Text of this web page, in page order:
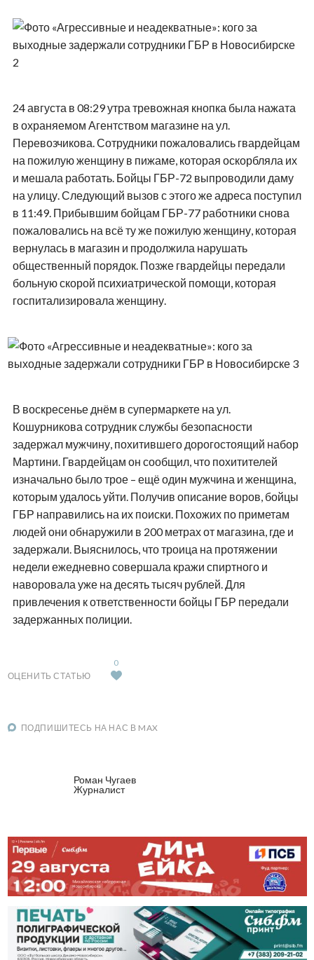
24 августа в 08:29 утра тревожная кнопка была нажата
в охраняемом Агентством магазине на ул.
Перевозчикова. Сотрудники пожаловались гвардейцам
на пожилую женщину в пижаме, которая оскорбляла их
и мешала работать. Бойцы ГБР-72 выпроводили даму
на улицу. Следующий вызов с этого же адреса поступил
в 11:49. Прибывшим бойцам ГБР-77 работники снова
пожаловались на всё ту же пожилую женщину, которая
вернулась в магазин и продолжила нарушать
общественный порядок. Позже гвардейцы передали
больную скорой психиатрической помощи, которая
госпитализировала женщину.
В воскресенье днём в супермаркете на ул.
Кошурникова сотрудник службы безопасности
задержал мужчину, похитившего дорогостоящий набор
Мартини. Гвардейцам он сообщил, что похитителей
изначально было трое – ещё один мужчина и женщина,
которым удалось уйти. Получив описание воров, бойцы
ГБР направились на их поиски. Похожих по приметам
людей они обнаружили в 200 метрах от магазина, где и
задержали. Выяснилось, что троица на протяжении
недели ежедневно совершала кражи спиртного и
наворовала уже на десять тысяч рублей. Для
привлечения к ответственности бойцы ГБР передали
задержанных полиции.
ОЦЕНИТЬ СТАТЬЮ
0
ПОДПИШИТЕСЬ НА НАС В MAX
Роман Чугаев
Журналист